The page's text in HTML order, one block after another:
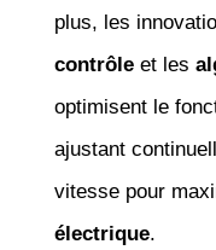
plus, les
contrôleet les
optimisent le
ajustant
vitesse pour
électrique.